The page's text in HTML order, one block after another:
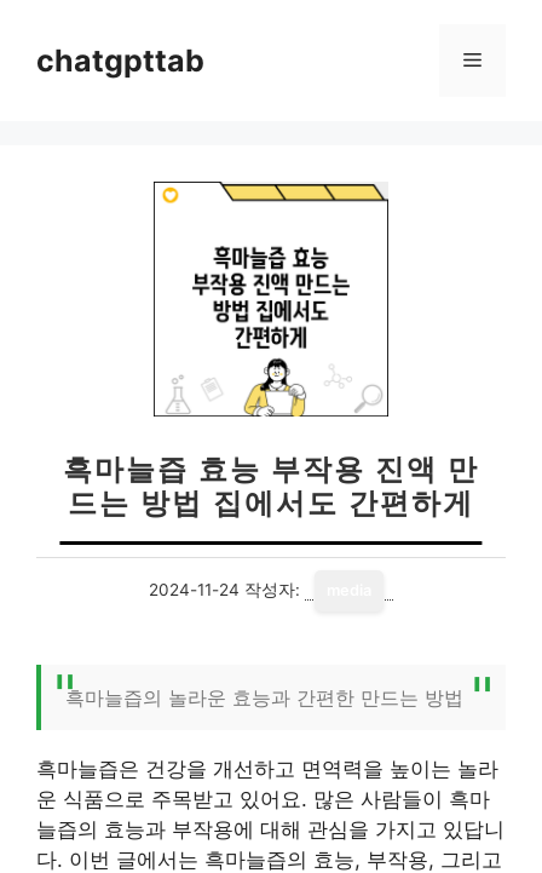
chatgpttab 메
흑마늘즙 효능 부작용 진액 만
드는 방법 집에서도 간편하게
2024-11-24 작성자:
흑마늘즙의 놀라운 효능과 간편한 만드는 방법
흑마늘즙은 건강을 개선하고 면역력을 높이는 놀라
운 식품으로 주목받고 있어요. 많은 사람들이 흑마
늘즙의 효능과 부작용에 대해 관심을 가지고 있답니
다. 이번 글에서는 흑마늘즙의 효능, 부작용, 그리고